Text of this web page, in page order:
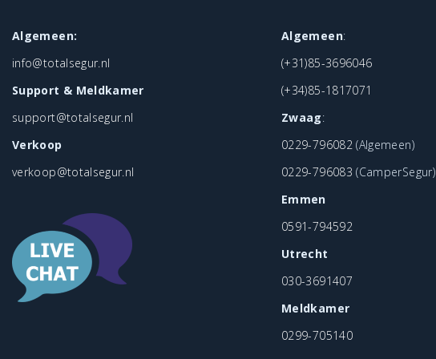
t
e
n
p
a
g
Algemeen:
info@totalsegur.nl
Support & Meldkamer
support@totalsegur.nl
Verkoop
verkoop@totalsegur.nl
Algemeen:
(+31)85-3696046
(+34)85-1817071
Zwaag:
0229-796082(Algemeen)
0229-796083 (CamperSegur)
Emmen
0591-794592
Utrecht
030-3691407
Meldkamer
0299-705140